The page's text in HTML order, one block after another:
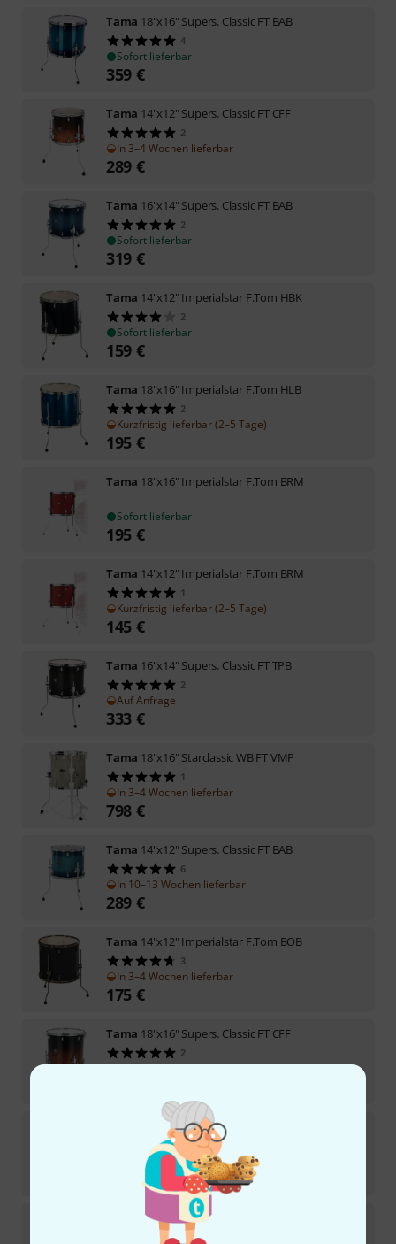
Tama 18"x16" Supers. Classic FT BAB
4
Sofort lieferbar
359 €
Tama 14"x12" Supers. Classic FT CFF
2
In 3–4 Wochen lieferbar
289 €
Tama 16"x14" Supers. Classic FT BAB
2
Sofort lieferbar
319 €
Tama 14"x12" Imperialstar F.Tom HBK
2
Sofort lieferbar
159 €
Tama 18"x16" Imperialstar F.Tom HLB
2
Kurzfristig lieferbar (2–5 Tage)
195 €
Tama 18"x16" Imperialstar F.Tom BRM
Sofort lieferbar
195 €
Tama 14"x12" Imperialstar F.Tom BRM
1
Kurzfristig lieferbar (2–5 Tage)
145 €
Tama 16"x14" Supers. Classic FT TPB
2
Auf Anfrage
333 €
Tama 18"x16" Starclassic WB FT VMP
1
In 3–4 Wochen lieferbar
798 €
Tama 14"x12" Supers. Classic FT BAB
6
In 10–13 Wochen lieferbar
289 €
Tama 14"x12" Imperialstar F.Tom BOB
3
In 3–4 Wochen lieferbar
175 €
Tama 18"x16" Supers. Classic FT CFF
2
In 10–13 Wochen lieferbar
16"x14" Supers. Classic FT CFF
In 10–13 Wochen lieferbar
€
14"x12" Imperialstar F.Tom HLB